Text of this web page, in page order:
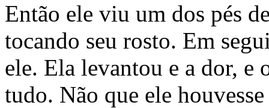
Então ele viu um dos pés
tocando seu rosto. Em
ele. Ela levantou e a dor, e
tudo. Não que ele